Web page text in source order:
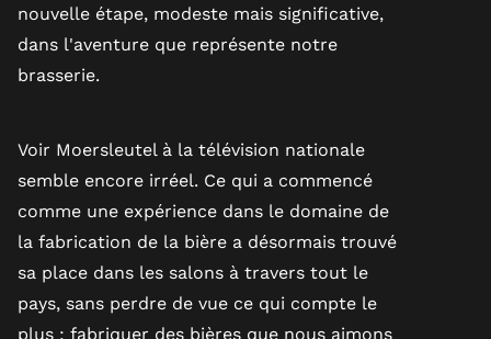
nouvelle étape, modeste mais significative,
dans l'aventure que représente notre
brasserie.
Voir Moersleutel à la télévision nationale
semble encore irréel. Ce qui a commencé
comme une expérience dans le domaine de
la fabrication de la bière a désormais trouvé
sa place dans les salons à travers tout le
pays, sans perdre de vue ce qui compte le
plus : fabriquer des bières que nous aimons